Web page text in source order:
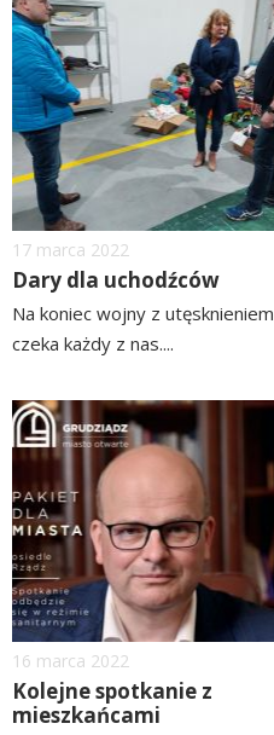
Dodano
17 marca 2022
Dary dla uchodźców
Na koniec wojny z utęsknieniem
czeka każdy z nas....
więcej
Dodano
16 marca 2022
Kolejne spotkanie z
mieszkańcami